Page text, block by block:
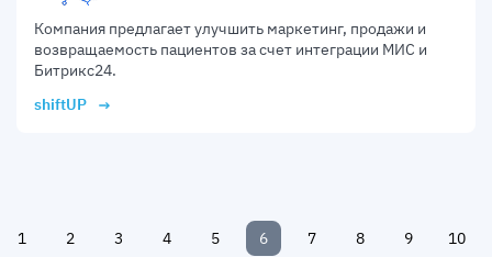
Компания предлагает улучшить маркетинг, продажи и
возвращаемость пациентов за счет интеграции МИС и
Битрикс24.
shiftUP
1 2 3 4 5 6 7 8 9 10